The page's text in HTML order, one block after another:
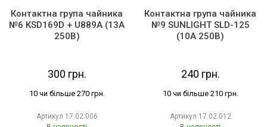
Контактна група чайника
№6 KSD169D + U889A (13А
250В)
300 грн.
10 чи більше 270 грн.
Артикул 17.02.006
Контактна група чайника
№9 SUNLIGHT SLD-125
(10А 250В)
240 грн.
10 чи більше 210 грн.
Артикул 17.02.012